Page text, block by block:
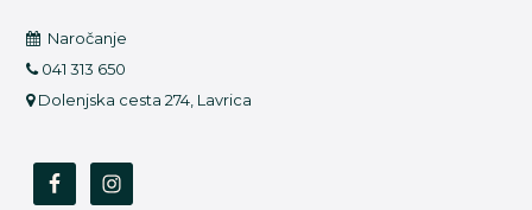
Naročanje
041 313 650
Dolenjska cesta 274, Lavrica